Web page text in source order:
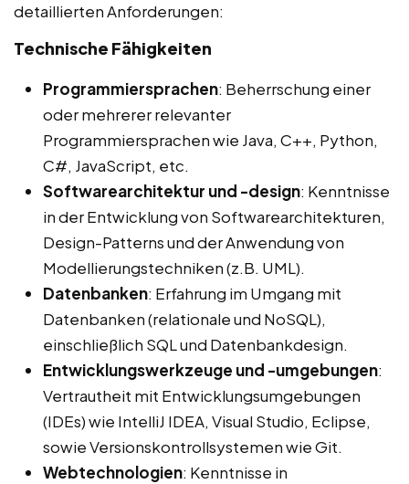
detaillierten Anforderungen:
Technische Fähigkeiten
Programmiersprachen: Beherrschung einer
oder mehrerer relevanter
Programmiersprachen wie Java, C++, Python,
C#, JavaScript, etc.
Softwarearchitektur und -design: Kenntnisse
in der Entwicklung von Softwarearchitekturen,
Design-Patterns und der Anwendung von
Modellierungstechniken (z.B. UML).
Datenbanken: Erfahrung im Umgang mit
Datenbanken (relationale und NoSQL),
einschließlich SQL und Datenbankdesign.
Entwicklungswerkzeuge und -umgebungen:
Vertrautheit mit Entwicklungsumgebungen
(IDEs) wie IntelliJ IDEA, Visual Studio, Eclipse,
sowie Versionskontrollsystemen wie Git.
Webtechnologien: Kenntnisse in